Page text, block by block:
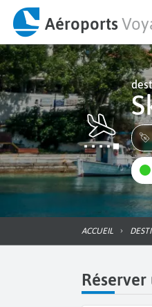
Aéroports
ACCUEIL